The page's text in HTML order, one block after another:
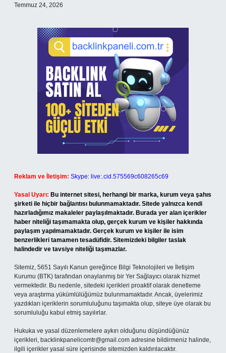
Temmuz 24, 2026
Reklam ve İletişim: Skype: live:.cid.575569c608265c69
Yasal Uyarı: Bu internet sitesi, herhangi bir marka, kurum veya şahıs
şirketi ile hiçbir bağlantısı bulunmamaktadır. Sitede yalnızca kendi
hazırladığımız makaleler paylaşılmaktadır. Burada yer alan içerikler
haber niteliği taşımamakta olup, gerçek kurum ve kişiler hakkında
paylaşım yapılmamaktadır. Gerçek kurum ve kişiler ile isim
benzerlikleri tamamen tesadüfidir. Sitemizdeki bilgiler taslak
halindedir ve tavsiye niteliği taşımazlar.
Sitemiz, 5651 Sayılı Kanun gereğince Bilgi Teknolojileri ve İletişim
Kurumu (BTK) tarafından onaylanmış bir Yer Sağlayıcı olarak hizmet
vermektedir. Bu nedenle, sitedeki içerikleri proaktif olarak denetleme
veya araştırma yükümlülüğümüz bulunmamaktadır. Ancak, üyelerimiz
yazdıkları içeriklerin sorumluluğunu taşımakta olup, siteye üye olarak bu
sorumluluğu kabul etmiş sayılırlar.
Hukuka ve yasal düzenlemelere aykırı olduğunu düşündüğünüz
içerikleri, backlinkpanelicomtr@gmail.com adresine bildirmeniz halinde,
ilgili içerikler yasal süre içerisinde sitemizden kaldırılacaktır.